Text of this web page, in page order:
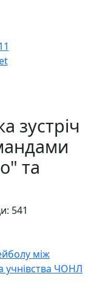
зустріч
та
541
між
учнівства ЧОНЛ